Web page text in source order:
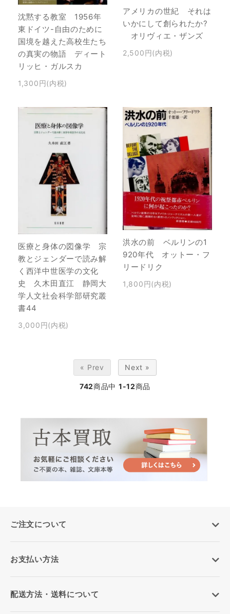
沈黙する教室 1956年
東ドイツ-自由のために
国境を越えた高校生たち
の真実の物語 ディート
リッヒ・ガルスカ
1,300円(内税)
アメリカの世紀 それは
いかにして創られたか?
オリヴィエ・ザンズ
2,500円(内税)
医療と身体の図像学 宗
教とジェンダーで読み解
く西洋中世医学の文化
史 久木田直江 静岡大
学人文社会科学部研究叢
書44
3,000円(内税)
洪水の前 ベルリンの1
920年代 オットー・フ
リードリク
1,800円(内税)
« Prev Next »
742商品中 1-12商品
ご注文について
お支払い方法
配送方法・送料について